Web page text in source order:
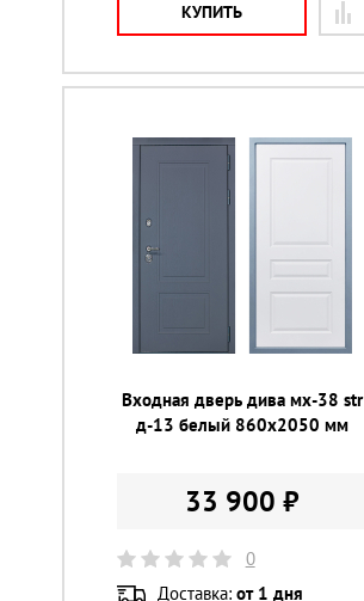
КУПИТЬ
Входная дверь дива мх-38 str
д-13 белый 860х2050 мм
33 900 ₽
0
Доставка: от 1 дня